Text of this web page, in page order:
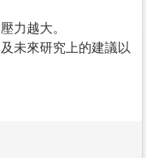
力越大。
未來研究上的建議以